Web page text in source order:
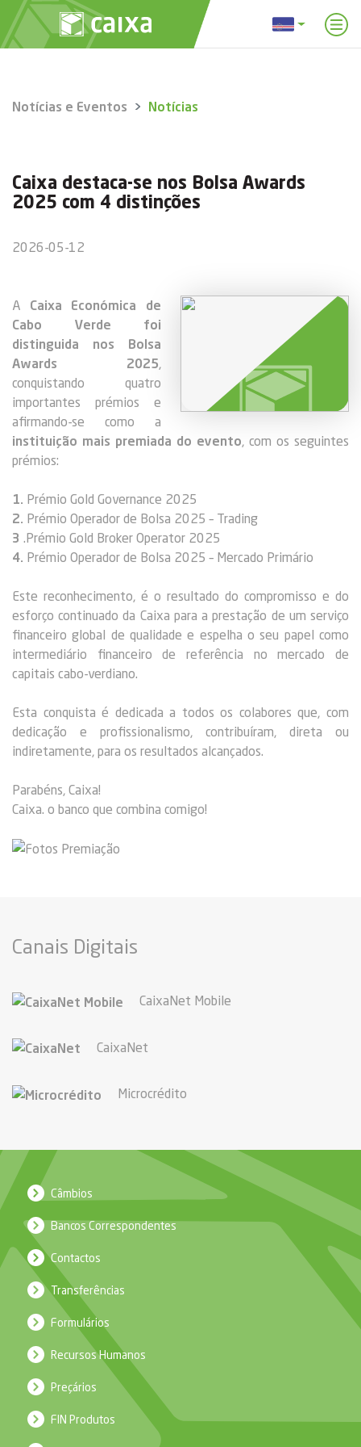
Notícias e Eventos Notícias
Caixa destaca-se nos Bolsa Awards
2025 com 4 distinções
2026-05-12
A Caixa Económica de
Cabo Verde foi
distinguida nos Bolsa
Awards 2025
conquistando quatro
importantes prémios e
afirmando-se como a
instituição mais premiada do evento , com os seguintes
prémios:
1.
Prémio Gold Governance 2025
2. Prémio Operador de Bolsa 2025 – Trading
3 .Prémio Gold Broker Operator 2025
4. Prémio Operador de Bolsa 2025 – Mercado Primário
Este reconhecimento, é o resultado do compromisso e do
esforço continuado da Caixa para a prestação de um serviço
financeiro global de qualidade e espelha o seu papel como
intermediário financeiro de referência no mercado de
capitais cabo-verdiano.
Esta conquista é dedicada a todos os colabores que, com
dedicação e profissionalismo, contribuíram, direta ou
indiretamente, para os resultados alcançados.
Parabéns, Caixa!
Caixa. o banco que combina comigo!
Canais Digitais
CaixaNet Mobile
CaixaNet
Microcrédito
Câmbios
Bancos Correspondentes
Contactos
Transferências
Formulários
Recursos Humanos
Preçários
FIN Produtos